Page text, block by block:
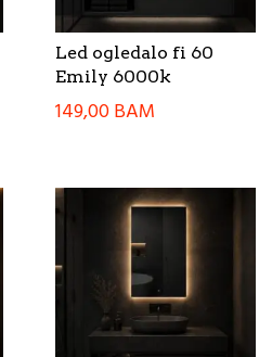
Led ogledalo fi 60
Emily 6000k
149,00BAM